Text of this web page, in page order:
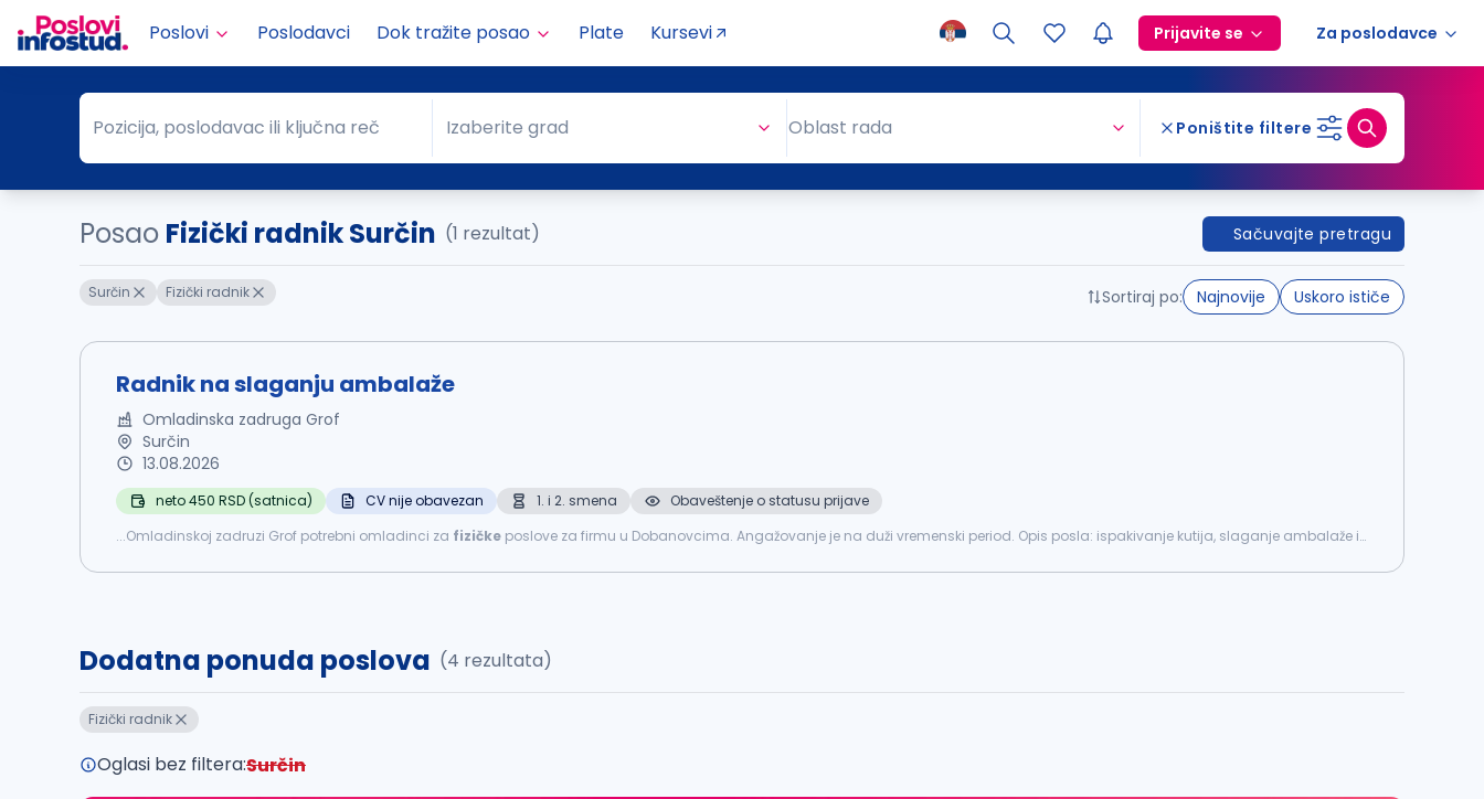
Poslovi Poslodavci Dok tražite posao Plate Kursevi Prijavite se Za poslodavce
Pozicija, poslodavac ili ključna reč
Pozicija, poslodavac ili ključna reč Grad
Izaberite grad Oblast rada Poništite filtere
Posao Fizički radnik Surčin (1 rezultat) Sačuvajte pretragu
Surčin Fizički radnik Sortiraj po: Najnovije Uskoro ističe
Radnik na slaganju ambalaže
Omladinska zadruga Grof
Surčin
13.08.2026
neto 450 RSD (satnica) CV nije obavezan 1. i 2. smena
Obaveštenje o statusu prijave
...Omladinskoj zadruzi Grof potrebni omladinci za fizičke poslove za firmu u Dobanovcima. Angažovanje je na duži vremenski period. Opis posla: ispakivanje kutija, slaganje ambalaže i
Dodatna ponuda poslova (4 rezultata)
Fizički radnik
Oglasi bez filtera:Surčin